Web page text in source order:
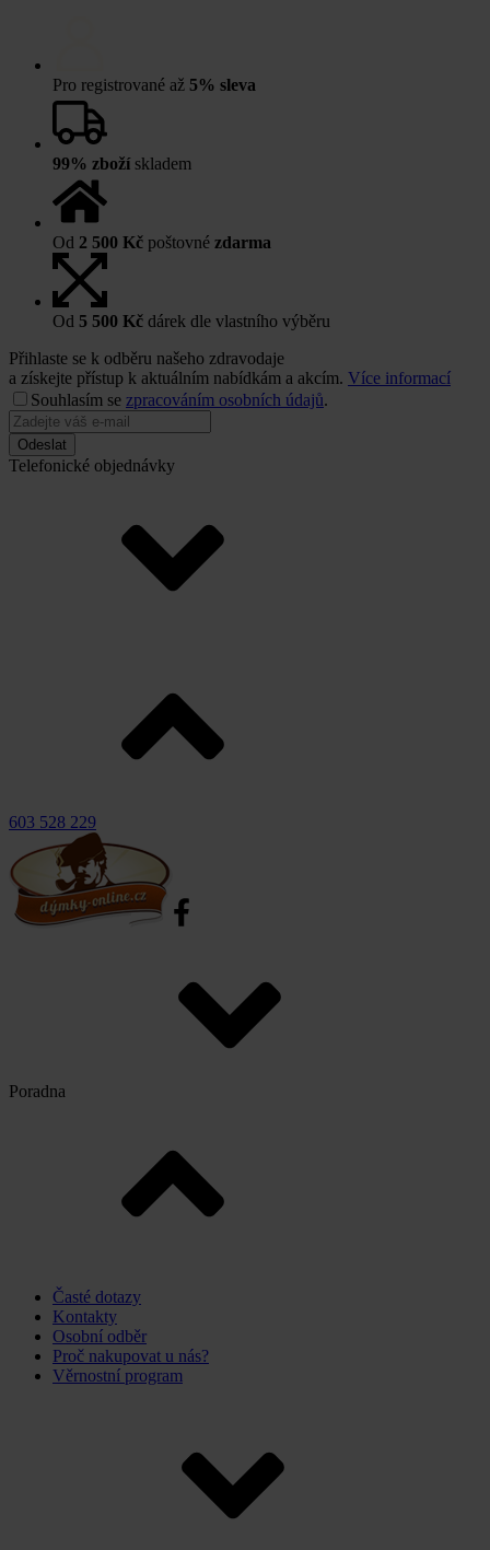
Pro registrované až 5% sleva
99% zboží skladem
Od 2 500 Kč poštovné zdarma
Od 5 500 Kč dárek dle vlastního výběru
Přihlaste se k odběru našeho zdravodaje
a získejte přístup k aktuálním nabídkám a akcím. Více informací
Souhlasím se zpracováním osobních údajů.
Odeslat
Telefonické objednávky
603 528 229
Poradna
Časté dotazy
Kontakty
Osobní odběr
Proč nakupovat u nás?
Věrnostní program